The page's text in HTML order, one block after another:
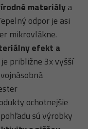
materiálya
odpor je asi
mikrovlákne.
efekt a
približne 3x vyšší
ochotnejšie
sú výrobky